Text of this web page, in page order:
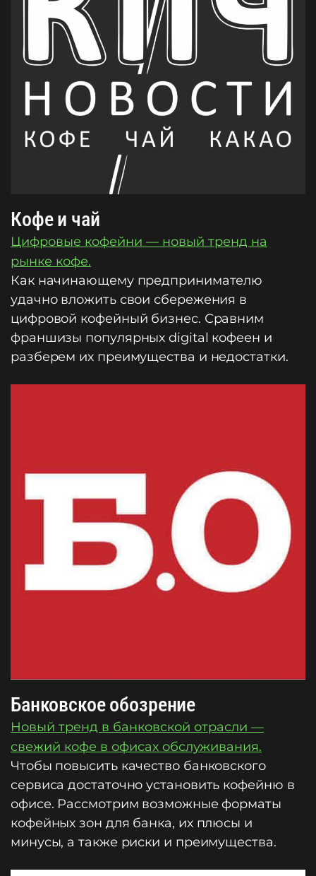
Кофе и чай
Цифровые кофейни — новый тренд на
рынке кофе.
Как начинающему предпринимателю
удачно вложить свои сбережения в
цифровой кофейный бизнес. Сравним
франшизы популярных digital кофеен и
разберем их преимущества и недостатки.
Банковское обозрение
Новый тренд в банковской отрасли —
свежий кофе в офисах обслуживания.
Чтобы повысить качество банковского
сервиса достаточно установить кофейню в
офисе. Рассмотрим возможные форматы
кофейных зон для банка, их плюсы и
минусы, а также риски и преимущества.